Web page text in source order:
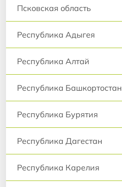
Псковская область
Республика Адыгея
Республика Алтай
Республика Башкортостан
Республика Бурятия
Республика Дагестан
Республика Карелия